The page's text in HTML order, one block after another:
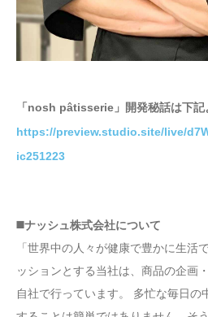
「nosh pâtisserie」開発秘話は下記
https://preview.studio.site/live/
ic251223
◼️ナッシュ株式会社について
「世界中の人々が健康で豊かに生活
ッションとする当社は、商品の企画
自社で行っています。 多忙な毎日の